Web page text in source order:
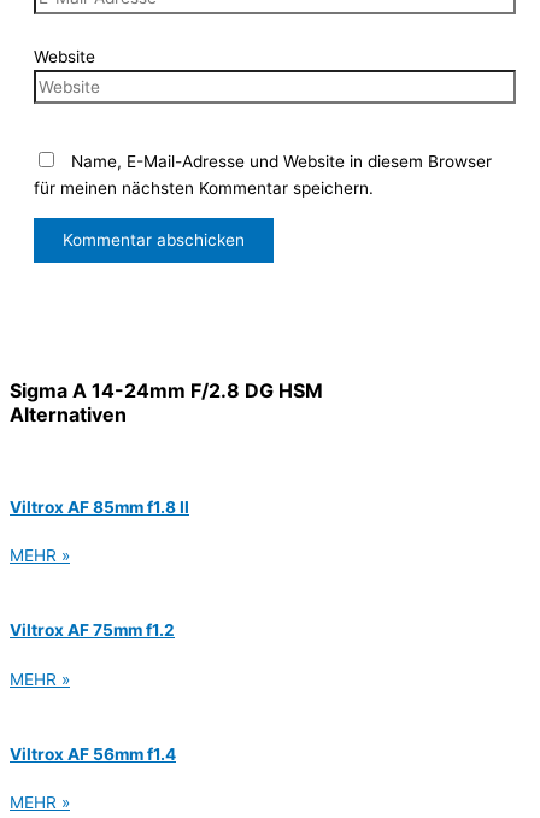
Website
Name, E-Mail-Adresse und Website in diesem Browser
für meinen nächsten Kommentar speichern.
Sigma A 14-24mm F/2.8 DG HSM
Alternativen
Viltrox AF 85mm f1.8 II
MEHR »
Viltrox AF 75mm f1.2
MEHR »
Viltrox AF 56mm f1.4
MEHR »